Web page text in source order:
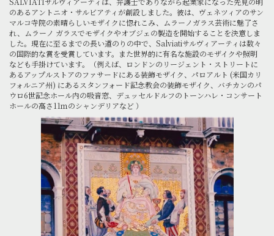
のあるアントニオ・サルビアティが創設しました。彼は、ヴェネツィアのサン
マルコ寺院の素晴らしいモザイクに惚れこみ、ムラーノガラス芸術に魅了さ
れ、ムラーノ ガラスでモザイクやオブジェの製造を開始することを決意しま
した。現在に至るまでの長い道のりの中で、Salviatiサルヴィアーティは数々
の国際的な賞を受賞しています。また世界的に有名な施設のモザイクや照明
なども手掛けています。（例えば、ロンドンのリージェント・ストリートに
あるアップルストアのファサードにある装飾モザイク、パロアルト (米国カリ
フォルニア州) にあるスタンフォード記念教会の装飾モザイク、バチカンのパ
ウロ6世記念ホール内の吸音窓、デュッセルドルフのトーンハレ・コンサート
ホールの高さ11ｍのシャンデリアなど ）